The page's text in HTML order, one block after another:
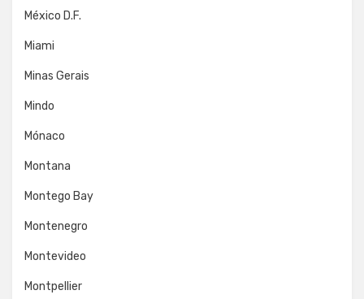
México D.F.
Miami
Minas Gerais
Mindo
Mónaco
Montana
Montego Bay
Montenegro
Montevideo
Montpellier